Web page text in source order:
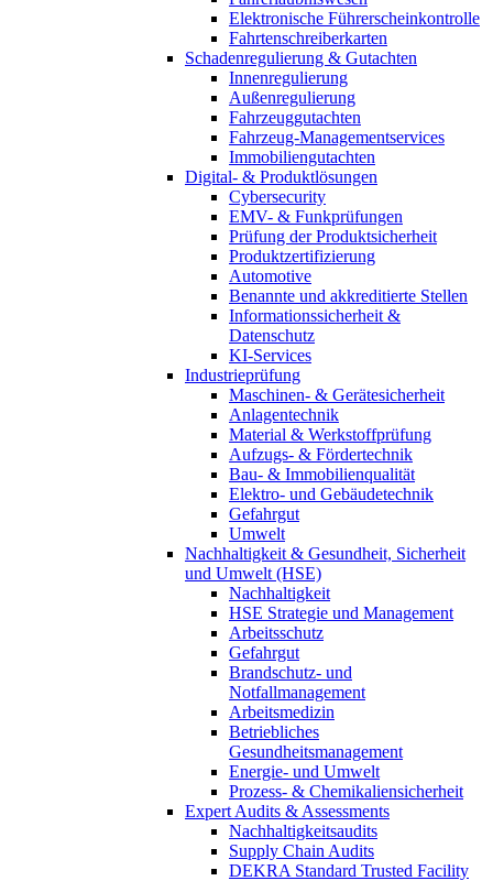
Elektronische Führerscheinkontrolle
Fahrtenschreiberkarten
Schadenregulierung & Gutachten
Innenregulierung
Außenregulierung
Fahrzeuggutachten
Fahrzeug-Managementservices
Immobiliengutachten
Digital- & Produktlösungen
Cybersecurity
EMV- & Funkprüfungen
Prüfung der Produktsicherheit
Produktzertifizierung
Automotive
Benannte und akkreditierte Stellen
Informationssicherheit &
Datenschutz
KI-Services
Industrieprüfung
Maschinen- & Gerätesicherheit
Anlagentechnik
Material & Werkstoffprüfung
Aufzugs- & Fördertechnik
Bau- & Immobilienqualität
Elektro- und Gebäudetechnik
Gefahrgut
Umwelt
Nachhaltigkeit & Gesundheit, Sicherheit
und Umwelt (HSE)
Nachhaltigkeit
HSE Strategie und Management
Arbeitsschutz
Gefahrgut
Brandschutz- und
Notfallmanagement
Arbeitsmedizin
Betriebliches
Gesundheitsmanagement
Energie- und Umwelt
Prozess- & Chemikaliensicherheit
Expert Audits & Assessments
Nachhaltigkeitsaudits
Supply Chain Audits
DEKRA Standard Trusted Facility